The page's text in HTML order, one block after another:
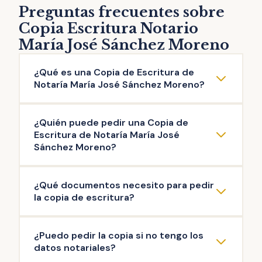
Preguntas frecuentes sobre
Copia Escritura Notario
María José Sánchez Moreno
¿Qué es una Copia de Escritura de
Notaría María José Sánchez Moreno?
Sánchez Moreno es una reproducción literal
del contenido de una escritura original
público firmado en esta Notaría: escritura de
compraventa, de hipoteca, testamento,
herencia, poder de representación,
escrituras de operaciones societarias, entre
otras.
¿Quién puede pedir una Copia de
Escritura de Notaría María José
Sánchez Moreno?
Notaría María José Sánchez Moreno las
personas que intervinieron en la misma, así
como aquellas que acrediten un interés
legítimo (ej: herederos del propietario). Es el
Notario quien decide si existe interés legítimo
¿Qué documentos necesito para pedir
la copia de escritura?
trámite de copia de escritura de Notaría
María José Sánchez Moreno es: copia de tu
¿Puedo pedir la copia si no tengo los
datos notariales?